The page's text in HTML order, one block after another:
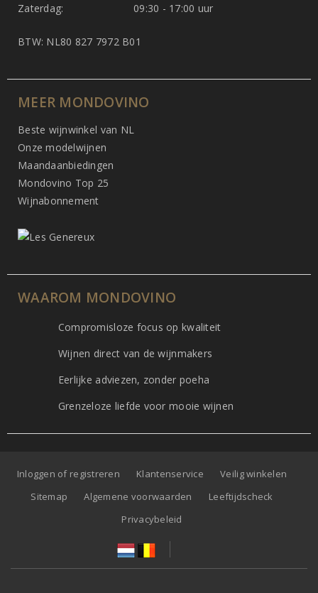
Zaterdag:
09:30 - 17:00 uur
BTW: NL80 827 7972 B01
MEER MONDOVINO
Beste wijnwinkel van NL
Onze modelwijnen
Maandaanbiedingen
Mondovino Top 25
Wijnabonnement
WAAROM MONDOVINO
Compromisloze focus op kwaliteit
Wijnen direct van de wijnmakers
Eerlijke adviezen, zonder poeha
Grenzeloze liefde voor mooie wijnen
Inloggen of registreren Klantenservice
Veilig winkelen
Sitemap
Algemene voorwaarden
Leeftijdscheck
Privacybeleid